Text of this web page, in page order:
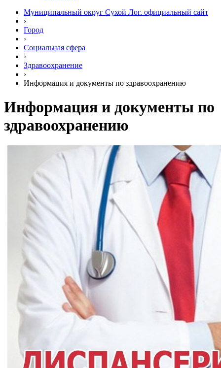
Муниципальный округ Сухой Лог. официальный сайт
›
Город
›
Социальная сфера
›
Здравоохранение
›
Информация и документы по здравоохранению
Информация и документы по
здравоохранению